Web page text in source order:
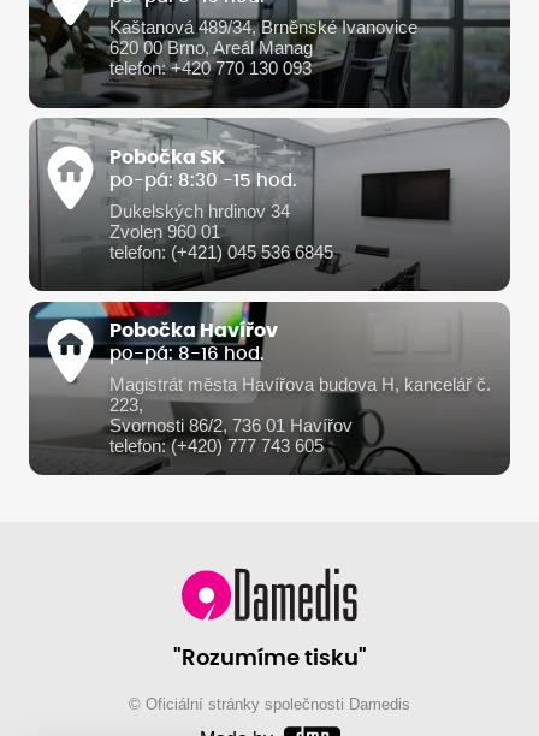
Kaštanová 489/34, Brněnské Ivanovice
620 00 Brno, Areál Manag
telefon: +420 770 130 093
Pobočka SK
po-pá: 8:30 -15 hod.
Dukelských hrdinov 34
Zvolen 960 01
telefon: (+421) 045 536 6845
Pobočka Havířov
po-pá: 8-16 hod.
Magistrát města Havířova budova H, kancelář č.
223,
Svornosti 86/2, 736 01 Havířov
telefon: (+420) 777 743 605
"Rozumíme tisku"
© Oficiální stránky společnosti Damedis